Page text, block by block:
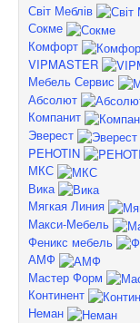
Світ Меблів
Сокме
Комфорт
VIPMASTER
Мебель Сервис
Абсолют
Компанит
Эверест
PEHOTIN
МКС
Вика
Мягкая Линия
Макси-Мебель
Феникс мебель
АМФ
Мастер Форм
Континент
Неман